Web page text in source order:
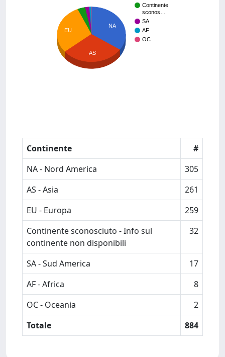
Continente
sconos…
SA
AF
OC
NA
EU
AS
Continente
#
NA - Nord America
305
AS - Asia
261
EU - Europa
259
Continente sconosciuto - Info sul
continente non disponibili
32
SA - Sud America
17
AF - Africa
8
OC - Oceania
2
Totale
884